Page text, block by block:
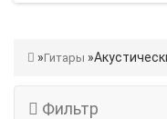
Гитары
Фильтр